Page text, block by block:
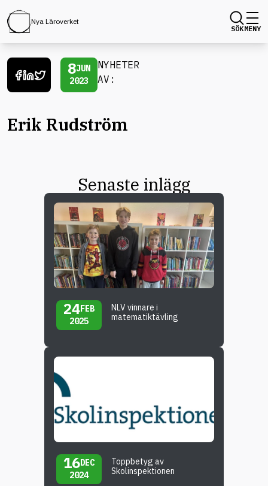
Nya Läroverket
SÖKMENY
8JUN
2023
NYHETER
AV:
Erik Rudström
Senaste inlägg
24FEB
2025
NLV vinnare i
matematiktävling
16DEC
2024
Toppbetyg av
Skolinspektionen